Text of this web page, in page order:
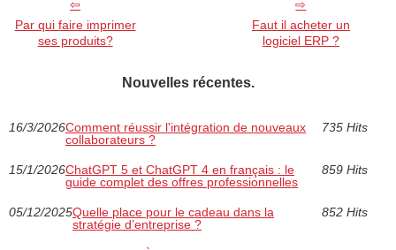
Par qui faire imprimer
ses produits?
Faut il acheter un
logiciel ERP ?
Nouvelles récentes.
16/3/2026Comment réussir l'intégration de nouveaux
collaborateurs ?
735 Hits
15/1/2026ChatGPT 5 et ChatGPT 4 en français : le
guide complet des offres professionnelles
859 Hits
05/12/2025Quelle place pour le cadeau dans la
stratégie d’entreprise ?
852 Hits